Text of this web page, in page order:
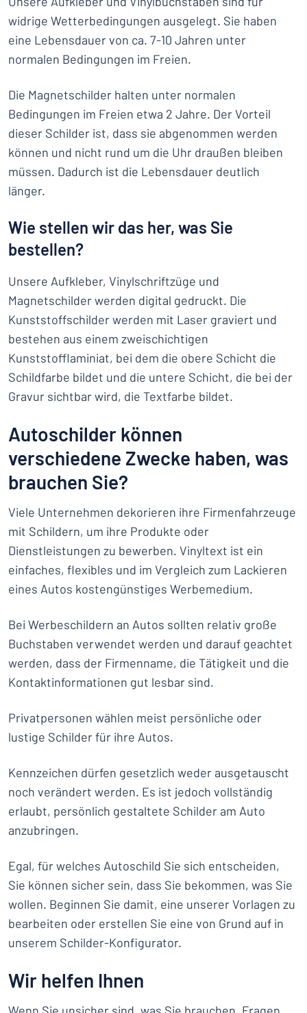
widrige Wetterbedingungen ausgelegt. Sie haben
eine Lebensdauer von ca. 7-10 Jahren unter
normalen Bedingungen im Freien.
Die Magnetschilder halten unter normalen
Bedingungen im Freien etwa 2 Jahre. Der Vorteil
dieser Schilder ist, dass sie abgenommen werden
können und nicht rund um die Uhr draußen bleiben
müssen. Dadurch ist die Lebensdauer deutlich
länger.
Wie stellen wir das her, was Sie
bestellen?
Unsere Aufkleber, Vinylschriftzüge und
Magnetschilder werden digital gedruckt. Die
Kunststoffschilder werden mit Laser graviert und
bestehen aus einem zweischichtigen
Kunststofflaminiat, bei dem die obere Schicht die
Schildfarbe bildet und die untere Schicht, die bei der
Gravur sichtbar wird, die Textfarbe bildet.
Autoschilder können
verschiedene Zwecke haben, was
brauchen Sie?
Viele Unternehmen dekorieren ihre Firmenfahrzeuge
mit Schildern, um ihre Produkte oder
Dienstleistungen zu bewerben. Vinyltext ist ein
einfaches, flexibles und im Vergleich zum Lackieren
eines Autos kostengünstiges Werbemedium.
Bei Werbeschildern an Autos sollten relativ große
Buchstaben verwendet werden und darauf geachtet
werden, dass der Firmenname, die Tätigkeit und die
Kontaktinformationen gut lesbar sind.
Privatpersonen wählen meist persönliche oder
lustige Schilder für ihre Autos.
Kennzeichen dürfen gesetzlich weder ausgetauscht
noch verändert werden. Es ist jedoch vollständig
erlaubt, persönlich gestaltete Schilder am Auto
anzubringen.
Egal, für welches Autoschild Sie sich entscheiden,
Sie können sicher sein, dass Sie bekommen, was Sie
wollen. Beginnen Sie damit, eine unserer Vorlagen zu
bearbeiten oder erstellen Sie eine von Grund auf in
unserem Schilder-Konfigurator.
Wir helfen Ihnen